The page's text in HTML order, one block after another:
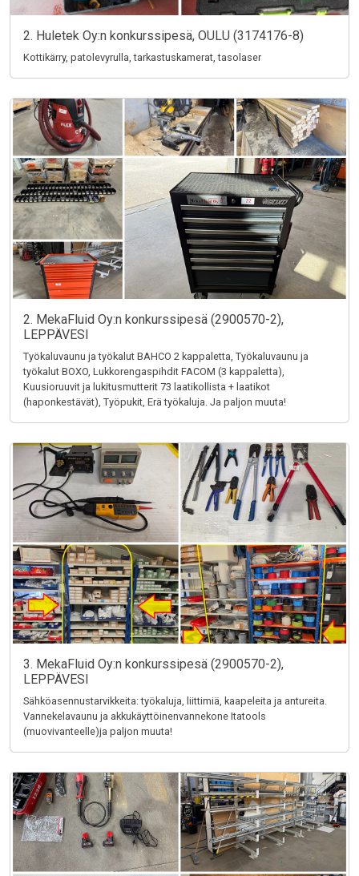
2. Huletek Oy:n konkurssipesä, OULU (3174176-8)
Kottikärry, patolevyrulla, tarkastuskamerat, tasolaser
2. MekaFluid Oy:n konkurssipesä (2900570-2),
LEPPÄVESI
Työkaluvaunu ja työkalut BAHCO 2 kappaletta, Työkaluvaunu ja
työkalut BOXO, Lukkorengaspihdit FACOM (3 kappaletta),
Kuusioruuvit ja lukitusmutterit 73 laatikollista + laatikot
(haponkestävät), Työpukit, Erä työkaluja. Ja paljon muuta!
3. MekaFluid Oy:n konkurssipesä (2900570-2),
LEPPÄVESI
Sähköasennustarvikkeita: työkaluja, liittimiä, kaapeleita ja antureita.
Vannekelavaunu ja akkukäyttöinenvannekone Itatools
(muovivanteelle)ja paljon muuta!